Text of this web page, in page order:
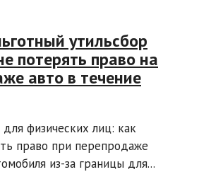
утильсбор
потерять право на
авто в течение
физических лиц: как
право при перепродаже
из-за границы для...